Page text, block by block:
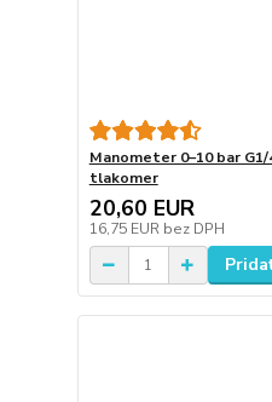
Manometer 0–10 bar G1/
tlakomer
20,60 EUR
16,75 EUR bez DPH